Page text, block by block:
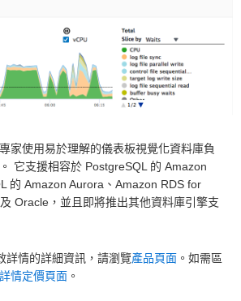
家使用易於理解的儀表板視覺化資料庫負
它支援相容於 PostgreSQL 的 Amazon
的 Amazon Aurora、Amazon RDS for
Oracle，並且即將推出其他資料庫引擎支
詳情的詳細資訊，請瀏覽產品頁面 。如需區
情定價頁面 。